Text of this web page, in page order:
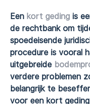
Een kort geding is
de rechtbank om
spoedeisende
procedure is vooral
uitgebreide
verdere problemen
belangrijk te
voor een kort